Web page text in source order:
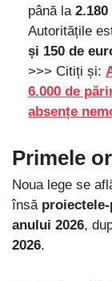
până la
Autoritățile
și 150 de
>>> Citiți și:
6.000 de
absențe
Primele
Noua lege se
însă
anului 2026,
2026.